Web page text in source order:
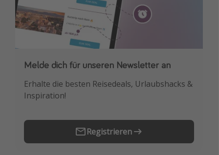
Melde dich für unseren Newsletter an
Erhalte die besten Reisedeals, Urlaubshacks &
Inspiration!
Registrieren
Downloade unsere App
Buche die besten Reiseschnäppchen als
Erstes.